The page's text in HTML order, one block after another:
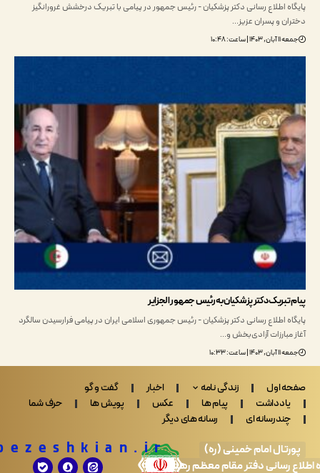
اطلاع رسانی دکتر پزشکیان - رئیس جمهور در پیامی با تبریک درخشش غرورانگیز
و پسران عزیز…
دکتر پزشکیان به رئیس جمهور الجزایر
اطلاع رسانی دکتر پزشکیان - رئیس جمهوری اسلامی ایران در پیامی فرارسیدن سالگرد
آزادی‌بخش و…
اول زندگی نامه اخبار
گفت و گو
پیام ها عکس پویش ها
حرف شما
ای
رسانه های دیگر
امام خمینی (ره)
رسانی دفتر مقام معظم رهبری
Drpezeshkian.ir